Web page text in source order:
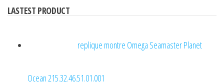
LASTEST PRODUCT
replique montre Omega Seamaster Planet
Ocean 215.32.46.51.01.001